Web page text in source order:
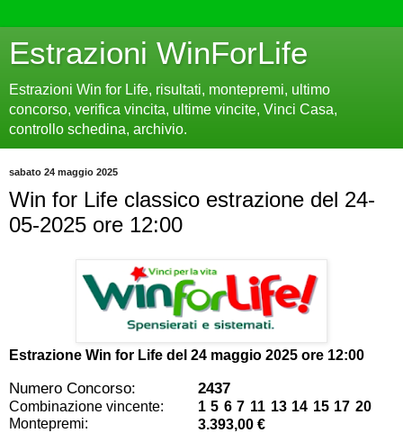
Estrazioni WinForLife
Estrazioni Win for Life, risultati, montepremi, ultimo
concorso, verifica vincita, ultime vincite, Vinci Casa,
controllo schedina, archivio.
sabato 24 maggio 2025
Win for Life classico estrazione del 24-
05-2025 ore 12:00
Estrazione Win for Life del 24 maggio 2025 ore 12:00
Numero Concorso: 2437
Combinazione vincente:
1 5 6 7 11 13 14 15 17 20
Montepremi:
3.393,00 €